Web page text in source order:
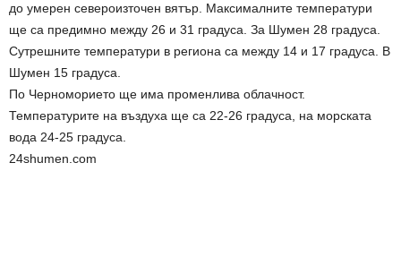
до умерен североизточен вятър. Максималните температури
ще са предимно между 26 и 31 градуса. За Шумен 28 градуса.
Сутрешните температури в региона са между 14 и 17 градуса. В
Шумен 15 градуса.
По Черноморието ще има променлива облачност.
Температурите на въздуха ще са 22-26 градуса, на морската
вода 24-25 градуса.
24shumen.com